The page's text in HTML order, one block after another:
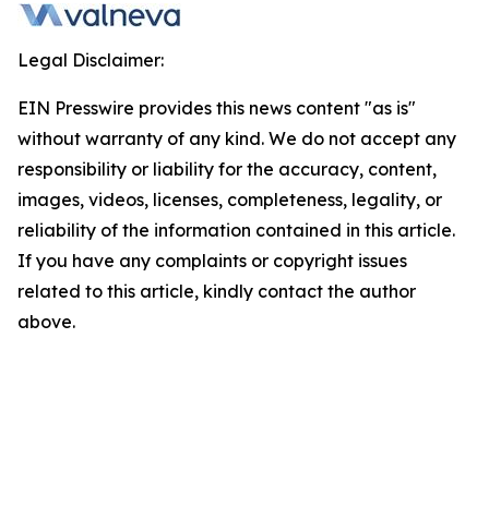
Legal Disclaimer:
EIN Presswire provides this news content "as is"
without warranty of any kind. We do not accept any
responsibility or liability for the accuracy, content,
images, videos, licenses, completeness, legality, or
reliability of the information contained in this article.
If you have any complaints or copyright issues
related to this article, kindly contact the author
above.